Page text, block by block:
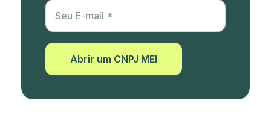
Utm Content
Seu E-mail
Abrir um CNPJ MEI